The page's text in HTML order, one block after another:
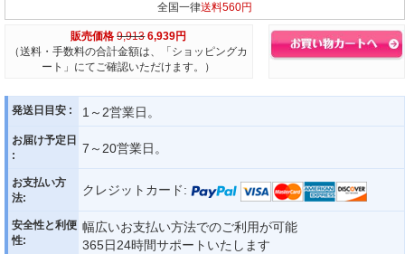
全国一律送料560円
販売価格 9,913 6,939円
（送料・手数料の合計金額は、「ショッピングカ
ート」にてご確認いただけます。）
発送日目安 : 1～2営業日。
お届け予定日
:
7～20営業日。
お支払い方
法:
クレジットカード:
安全性と利便
性:
幅広いお支払い方法でのご利用が可能
365日24時間サポートいたします